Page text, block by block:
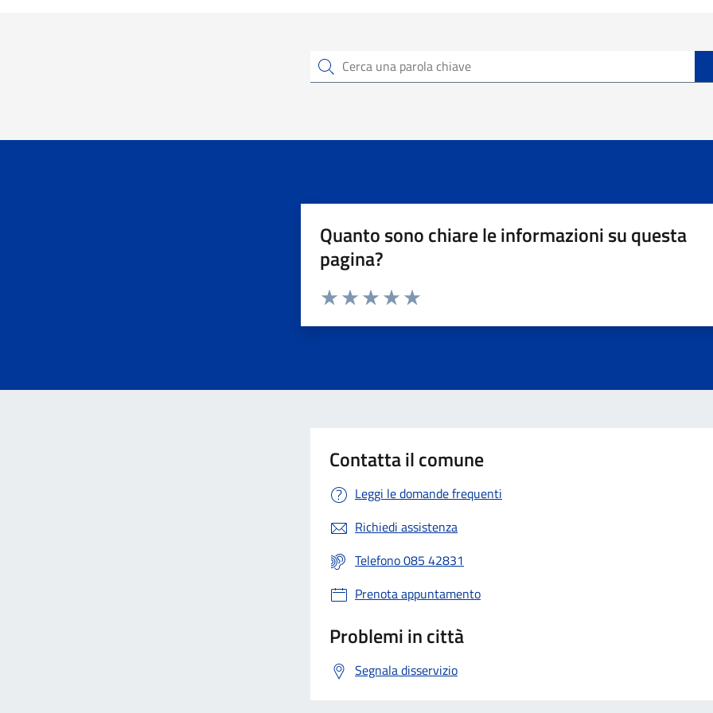
Cerca una parola chiave
Quanto sono chiare le informazioni su questa
pagina?
Contatta il comune
Leggi le domande frequenti
Richiedi assistenza
Telefono 085 42831
Prenota appuntamento
Problemi in città
Segnala disservizio